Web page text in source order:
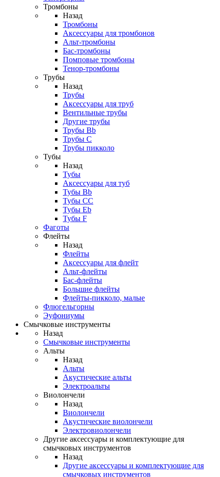
Тромбоны
Назад
Тромбоны
Аксессуары для тромбонов
Альт-тромбоны
Бас-тромбоны
Помповые тромбоны
Тенор-тромбоны
Трубы
Назад
Трубы
Аксессуары для труб
Вентильные трубы
Другие трубы
Трубы Bb
Трубы C
Трубы пикколо
Тубы
Назад
Тубы
Аксессуары для туб
Тубы Bb
Тубы CC
Тубы Eb
Тубы F
Фаготы
Флейты
Назад
Флейты
Аксессуары для флейт
Альт-флейты
Бас-флейты
Большие флейты
Флейты-пикколо, малые
Флюгельгорны
Эуфониумы
Смычковые инструменты
Назад
Смычковые инструменты
Альты
Назад
Альты
Акустические альты
Электроальты
Виолончели
Назад
Виолончели
Акустические виолончели
Электровиолончели
Другие аксессуары и комплектующие для
смычковых инструментов
Назад
Другие аксессуары и комплектующие для
смычковых инструментов